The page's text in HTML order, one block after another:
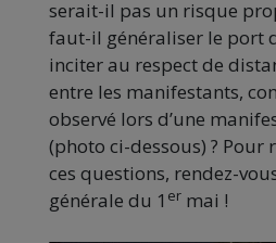
serait-il pas un risque
faut-il généraliser le port
inciter au respect de
entre les manifestants,
observé lors d’une
(photo ci-dessous) ? Pour
ces questions, rendez-
générale du 1 er mai !